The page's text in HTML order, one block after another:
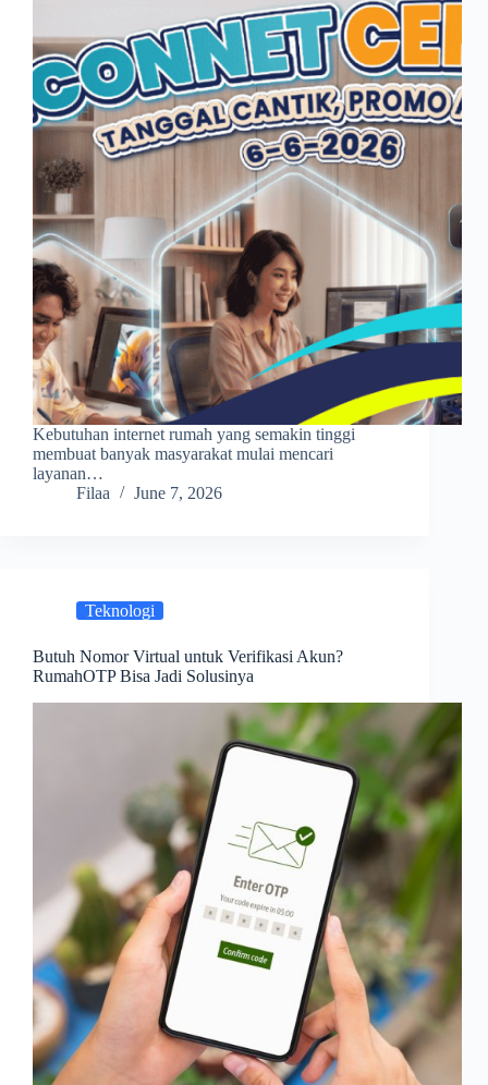
Kebutuhan internet rumah yang semakin tinggi
membuat banyak masyarakat mulai mencari
layanan…
Filaa
June 7, 2026
Teknologi
Butuh Nomor Virtual untuk Verifikasi Akun?
RumahOTP Bisa Jadi Solusinya